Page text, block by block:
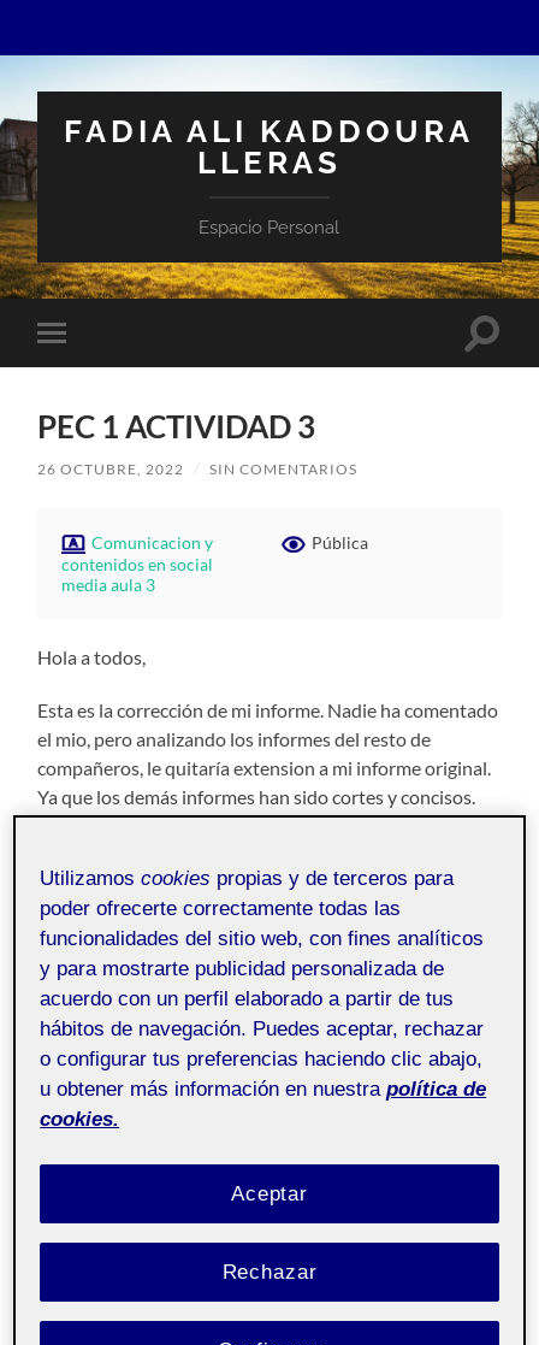
FADIA ALI KADDOURA
LLERAS
Espacio Personal
Alternar
el
PEC 1 ACTIVIDAD 3
26 OCTUBRE, 2022 / SIN COMENTARIOS
Comunicacion y
contenidos en social
media aula 3
Pública
Hola a todos,
Esta es la corrección de mi informe. Nadie ha comentado
el mio, pero analizando los informes del resto de
compañeros, le quitaría extension a mi informe original.
Ya que los demás informes han sido cortes y concisos.
que observamos en la gráfica podemos darnos cuenta el
impacto que ha tenido la guerra a nivel de Rusia –
Ucrania a nivel mundial. Como todos sabemos ha sido
un proceso difícil para todos, personas han perdido su
hogar, su rutina e incluso a familiares. Es un tema
conmovedor, que afecta a nivel económico, social y
político a todos los países (a unos más directamente que
a otros).
Las redes sociales son el punto de encuentro de la
sociedad hoy en día. Desde diferentes lugares del
mundo podemos conectarnos unos con otros, leernos,
dar nuestras opiniones. Según informes varios
Instagram es una de las redes sociales más visitadas.
(mundialmente, 2022). Por ello he decidido juntar estos
dos temas y desarrollar mi análisis en esta estadística.
Utilizamoscookies propias y de terceros para
poder ofrecerte correctamente todas las
funcionalidades del sitio web, con fines analíticos
y para mostrarte publicidad personalizada de
acuerdo con un perfil elaborado a partir de tus
hábitos de navegación. Puedes aceptar, rechazar
o configurar tus preferencias haciendo clic abajo,
u obtener más información en nuestra política de
cookies.
Rechazar
Aceptar